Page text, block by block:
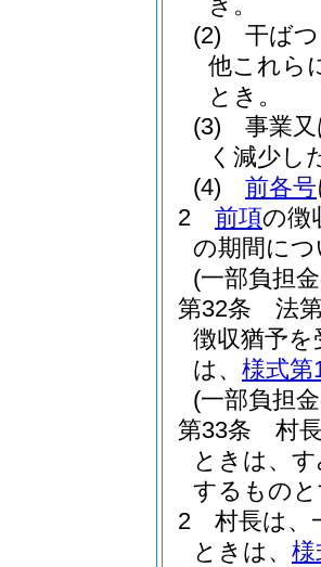
(2)
干ば
他これら
とき。
(3)
事業
く減少し
(4)
前各号
2
前項の徴
の期間に
(一部負担
第32条
法
徴収猶予
は、 様式第
(一部負担
第33条
村
ときは、
するもの
2
村長は、
ときは、 様